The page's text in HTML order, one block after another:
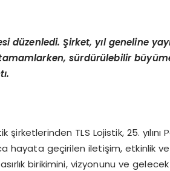
düzenledi. Şirket, yıl geneline
sürdürülebilir
şirketlerinden TLS Lojistik, 25.
hayata geçirilen iletişim, etkinlik
birikimini, vizyonunu ve